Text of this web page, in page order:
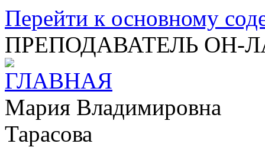
Перейти к основному
ПРЕПОДАВАТЕЛЬ ОН-
Мария Владимировна
Тарасова